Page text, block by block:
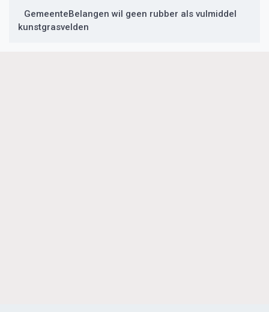
GemeenteBelangen wil geen rubber als vulmiddel
kunstgrasvelden